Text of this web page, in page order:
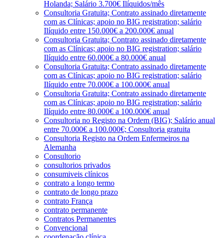
Holanda; Salário 3.700€ Ilíquidos/mês
Consultoria Gratuita; Contrato assinado diretamente
com as Clínicas; apoio no BIG registration; salário
Ilíquido entre 150.000€ a 200.000€ anual
Consultoria Gratuita; Contrato assinado diretamente
com as Clínicas; apoio no BIG registration; salário
Ilíquido entre 60.000€ a 80.000€ anual
Consultoria Gratuita; Contrato assinado diretamente
com as Clínicas; apoio no BIG registration; salário
Ilíquido entre 70.000€ a 100.000€ anual
Consultoria Gratuita; Contrato assinado diretamente
com as Clínicas; apoio no BIG registration; salário
Ilíquido entre 80.000€ a 100.000€ anual
Consultoria no Registo na Ordem (BIG); Salário anual
entre 70.000€ a 100.000€; Consultoria gratuita
Consultoria Registo na Ordem Enfermeiros na
Alemanha
Consultorio
consultorios privados
consumiveis clínicos
contrato a longo termo
contrato de longo prazo
contrato França
contrato permanente
Contratos Permanentes
Convencional